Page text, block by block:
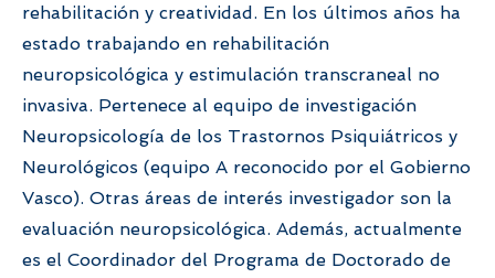
rehabilitación y creatividad. En los últimos años ha
estado trabajando en rehabilitación
neuropsicológica y estimulación transcraneal no
invasiva. Pertenece al equipo de investigación
Neuropsicología de los Trastornos Psiquiátricos y
Neurológicos (equipo A reconocido por el Gobierno
Vasco). Otras áreas de interés investigador son la
evaluación neuropsicológica. Además, actualmente
es el Coordinador del Programa de Doctorado de